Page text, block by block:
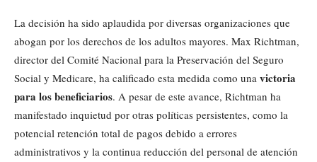
La decisión ha sido aplaudida por diversas organizaciones que
abogan por los derechos de los adultos mayores. Max Richtman,
director del Comité Nacional para la Preservación del Seguro
Social y Medicare, ha calificado esta medida como una victoria
para los beneficiarios. A pesar de este avance, Richtman ha
manifestado inquietud por otras políticas persistentes, como la
potencial retención total de pagos debido a errores
administrativos y la continua reducción del personal de atención